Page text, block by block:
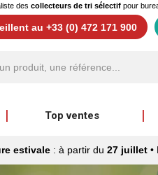
des collecteurs de tri sélectifpour
au +33 (0) 472 171 900
Top ventes
estivale : à partir du 27 juillet •